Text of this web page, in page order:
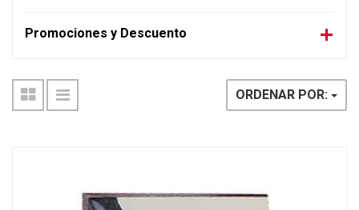
Promociones y Descuento
ORDENAR POR: